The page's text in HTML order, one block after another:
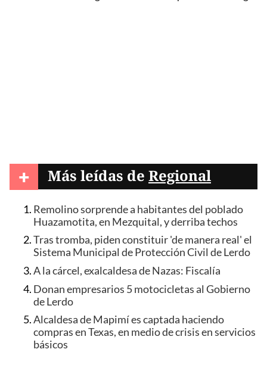
+ Más leídas de Regional
Remolino sorprende a habitantes del poblado
Huazamotita, en Mezquital, y derriba techos
Tras tromba, piden constituir 'de manera real' el
Sistema Municipal de Protección Civil de Lerdo
A la cárcel, exalcaldesa de Nazas: Fiscalía
Donan empresarios 5 motocicletas al Gobierno
de Lerdo
Alcaldesa de Mapimí es captada haciendo
compras en Texas, en medio de crisis en servicios
básicos